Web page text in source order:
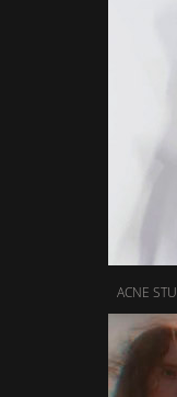
ACNE